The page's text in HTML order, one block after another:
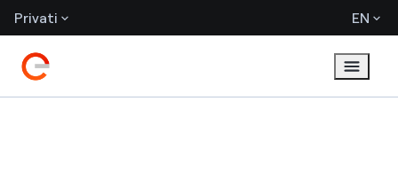
Privati EN